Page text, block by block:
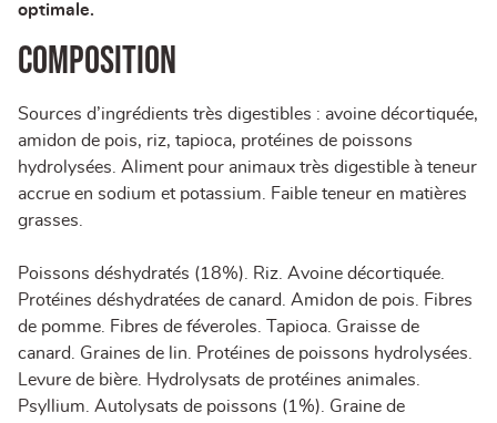
optimale.
COMPOSITION
Sources d’ingrédients très digestibles : avoine décortiquée,
amidon de pois, riz, tapioca, protéines de poissons
hydrolysées. Aliment pour animaux très digestible à teneur
accrue en sodium et potassium. Faible teneur en matières
grasses.
Poissons déshydratés (18%). Riz. Avoine décortiquée.
Protéines déshydratées de canard. Amidon de pois. Fibres
de pomme. Fibres de féveroles. Tapioca. Graisse de
canard. Graines de lin. Protéines de poissons hydrolysées.
Levure de bière. Hydrolysats de protéines animales.
Psyllium. Autolysats de poissons (1%). Graine de